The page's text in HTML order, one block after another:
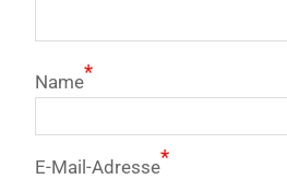
Name*
E-Mail-Adresse*